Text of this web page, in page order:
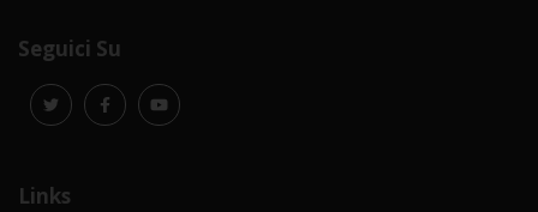
Seguici Su
Links